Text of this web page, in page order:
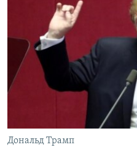
ВСЕ ЗА ДЕНЬ
СПЕЦПРОЕКТИ
ДЕПОРТАЦІЯ
ВІДЕОУРОКИ «ELIFBE»
СВІДЧЕННЯ ОКУПАЦІЇ
УКРАЇНСЬКА ПРОБЛЕМА КРИМУ
ІНФОГРАФІКА
ЯК ОБІЙТИ БЛОКУВАННЯ
Русский
ДОЛУЧАЙСЯ!
Дональд Трамп